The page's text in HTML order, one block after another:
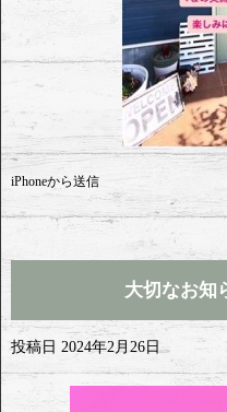
iPhoneから送信
大切なお知
投稿日 2024年2月26日